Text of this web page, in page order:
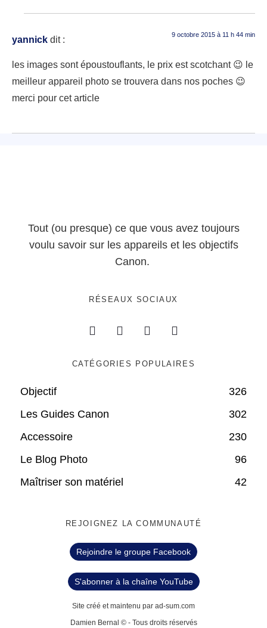
yannick dit : 9 octobre 2015 à 11 h 44 min
les images sont époustouflants, le prix est scotchant 😉 le
meilleur appareil photo se trouvera dans nos poches 😉
merci pour cet article
Tout (ou presque) ce que vous avez toujours
voulu savoir sur les appareils et les objectifs
Canon.
RÉSEAUX SOCIAUX
CATÉGORIES POPULAIRES
Objectif
326
Les Guides Canon
302
Accessoire
230
Le Blog Photo
96
Maîtriser son matériel
42
REJOIGNEZ LA COMMUNAUTÉ
Rejoindre le groupe Facebook
S'abonner à la chaîne YouTube
Site créé et maintenu par ad-sum.com
Damien Bernal © - Tous droits réservés